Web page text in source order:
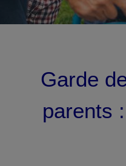
Garde
parents